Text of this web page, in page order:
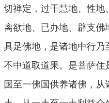
切禅定，过干慧地、性地
离欲地、已办地、辟支佛
具足佛地，是诸地中行乃
不中道取道果。是菩萨住
国至一佛国供养诸佛，